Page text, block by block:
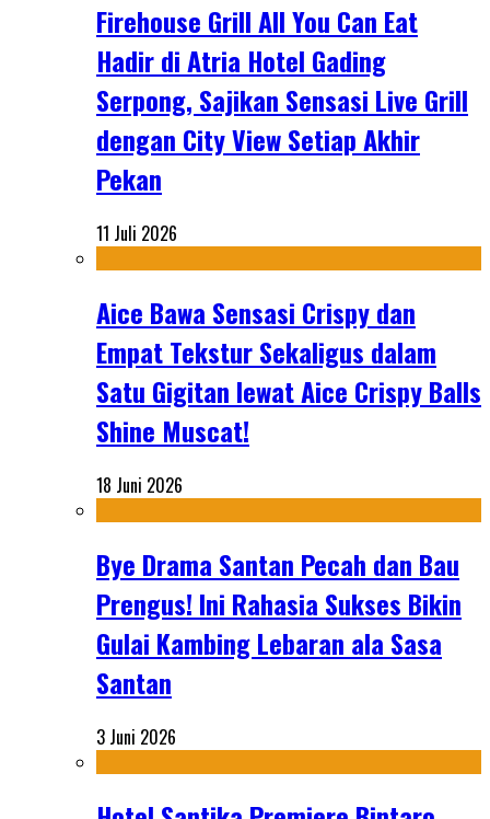
Firehouse Grill All You Can Eat
Hadir di Atria Hotel Gading
Serpong, Sajikan Sensasi Live Grill
dengan City View Setiap Akhir
Pekan
11 Juli 2026
Aice Bawa Sensasi Crispy dan
Empat Tekstur Sekaligus dalam
Satu Gigitan lewat Aice Crispy Balls
Shine Muscat!
18 Juni 2026
Bye Drama Santan Pecah dan Bau
Prengus! Ini Rahasia Sukses Bikin
Gulai Kambing Lebaran ala Sasa
Santan
3 Juni 2026